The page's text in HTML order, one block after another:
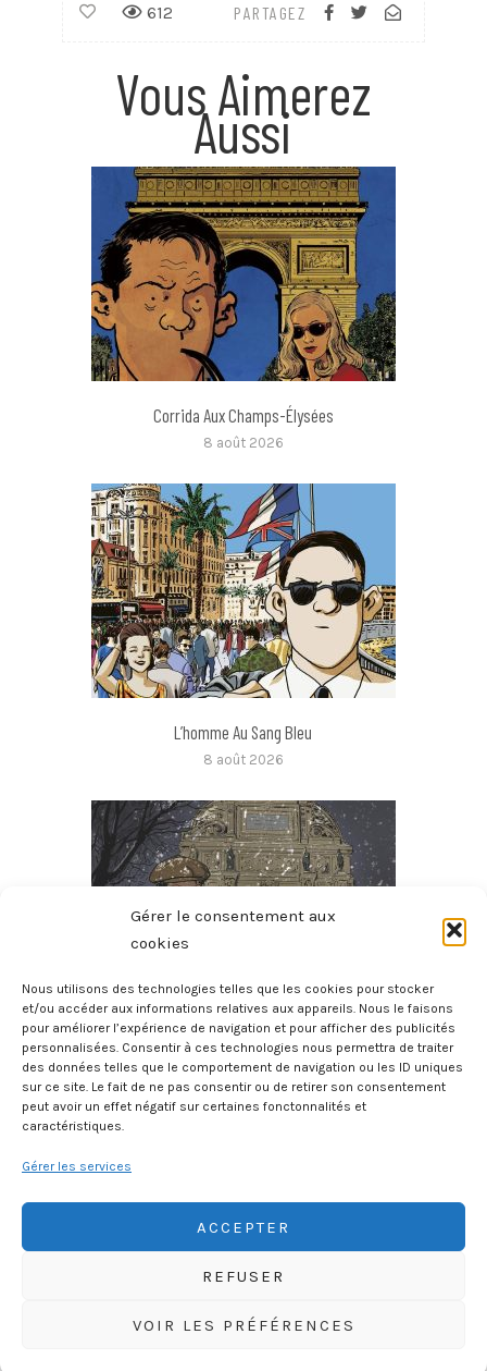
Gérer le consentement aux
cookies
Nous utilisons des technologies telles que les cookies pour stocker
et/ou accéder aux informations relatives aux appareils. Nous le faisons
pour améliorer l’expérience de navigation et pour afficher des publicités
personnalisées. Consentir à ces technologies nous permettra de traiter
des données telles que le comportement de navigation ou les ID uniques
sur ce site. Le fait de ne pas consentir ou de retirer son consentement
peut avoir un effet négatif sur certaines fonctonnalités et
caractéristiques.
Gérer les services
ACCEPTER
REFUSER
VOIR LES PRÉFÉRENCES
PARTAGEZ
612
Vous Aimerez
Aussi
Corrida Aux Champs-Élysées
8 août 2026
L’homme Au Sang Bleu
8 août 2026
Micmac Moche Au Boul’Mich
8 août 2026
HISTOIREGEOBD.COM